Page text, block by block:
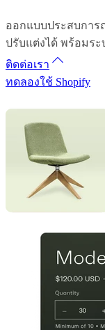
ออกแบบประสบกา
ปรับแต่งได้ พร้อมร
ติดต่อเรา
ทดลองใช้ Shopify